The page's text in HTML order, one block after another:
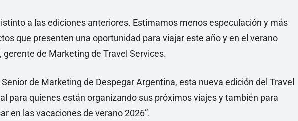
a las ediciones anteriores. Estimamos menos especulación y más
que presenten una oportunidad para viajar este año y en el verano
gerente de Marketing de Travel Services.
de Marketing de Despegar Argentina, esta nueva edición del Travel
para quienes están organizando sus próximos viajes y también para
en las vacaciones de verano 2026”.